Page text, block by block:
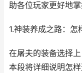
助各位玩家更好地
1.神装养成之路：怎
在屠夫的装备选择
本段将详细说明怎